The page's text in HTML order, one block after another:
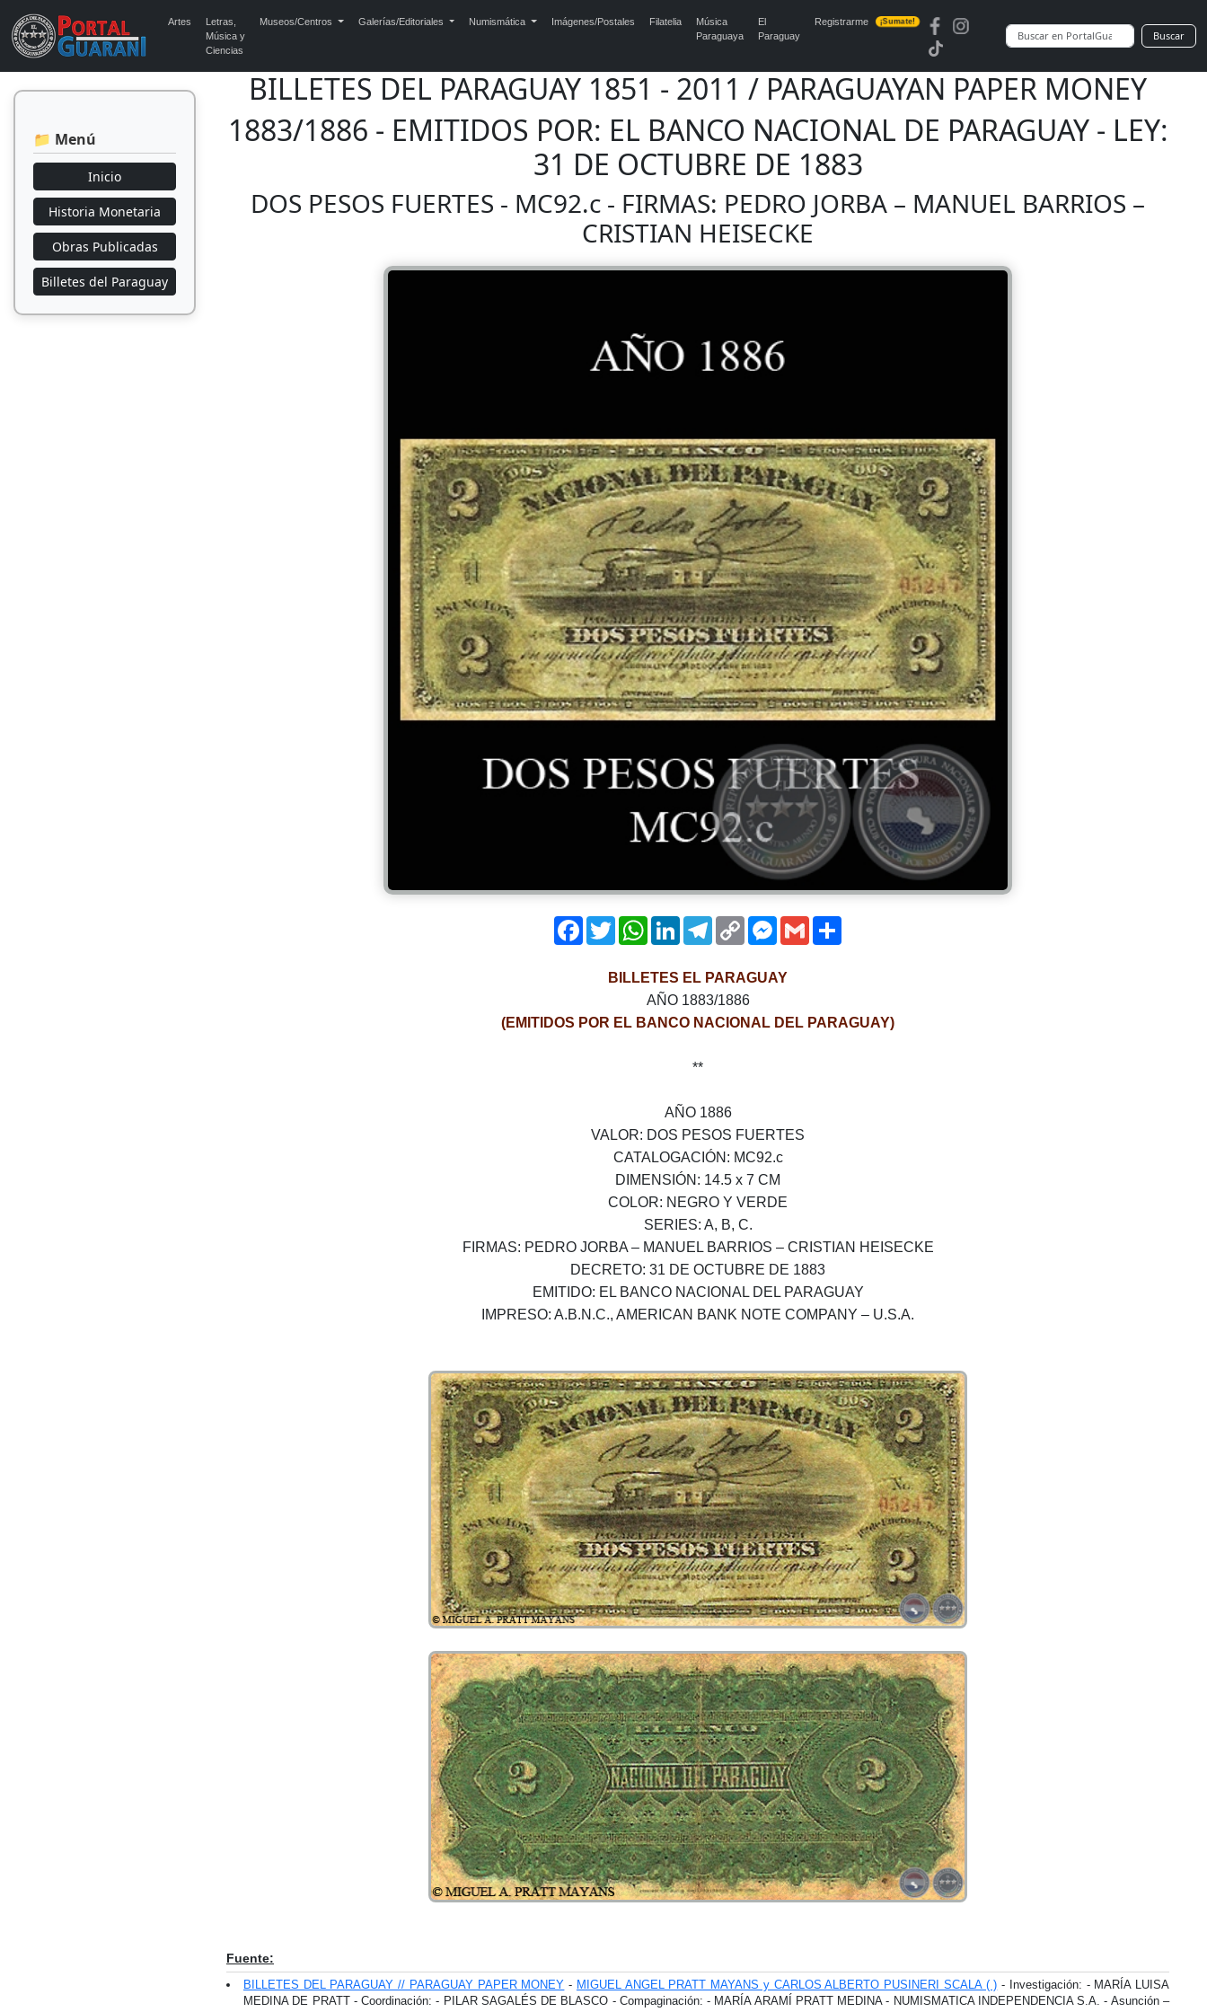
Artes
Letras,
Música y
Ciencias
Museos/Centros Galerías/Editoriales Numismática Imágenes/Postales Filatelia
Música
Paraguaya
El
Paraguay
Registrarme ¡Sumate!
Buscar
📁 Menú
Inicio
Historia Monetaria
Obras Publicadas
Billetes del Paraguay
BILLETES DEL PARAGUAY 1851 - 2011 / PARAGUAYAN PAPER MONEY
1883/1886 - EMITIDOS POR: EL BANCO NACIONAL DE PARAGUAY - LEY:
31 DE OCTUBRE DE 1883
DOS PESOS FUERTES - MC92.c - FIRMAS: PEDRO JORBA – MANUEL BARRIOS –
CRISTIAN HEISECKE
Facebook
TwitterWhatsApp
LinkedInTelegram
Copy
Link
Messenger
Gmail
BILLETES EL PARAGUAY
AÑO 1883/1886
(EMITIDOS POR EL BANCO NACIONAL DEL PARAGUAY)
**
AÑO 1886
VALOR­: DOS PESOS FUERTES
CATALOGACIÓN­: MC92.c
DIMENSIÓN: 14.5 x 7 CM
COLOR: NEGRO Y VERDE
SERIES: A, B, C.
FIRMAS: PEDRO JORBA – MANUEL BARRIOS – CRISTIAN HEISECKE
DECRETO: 31 DE OCTUBRE DE 1883
EMITIDO: EL BANCO NACIONAL DEL PARAGUAY
IMPRESO: A.B.N.C., AMERICAN BANK NOTE COMPANY – U.S.A.
Fuente:
BILLETES DEL PARAGUAY // PARAGUAY PAPER MONEY - MIGUEL ANGEL PRATT MAYANS y CARLOS ALBERTO PUSINERI SCALA ( ) - Investigación: - MARÍA LUISA
MEDINA DE PRATT - Coordinación: - PILAR SAGALÉS DE BLASCO - Compaginación: - MARÍA ARAMÍ PRATT MEDINA - NUMISMATICA INDEPENDENCIA S.A. - Asunción –